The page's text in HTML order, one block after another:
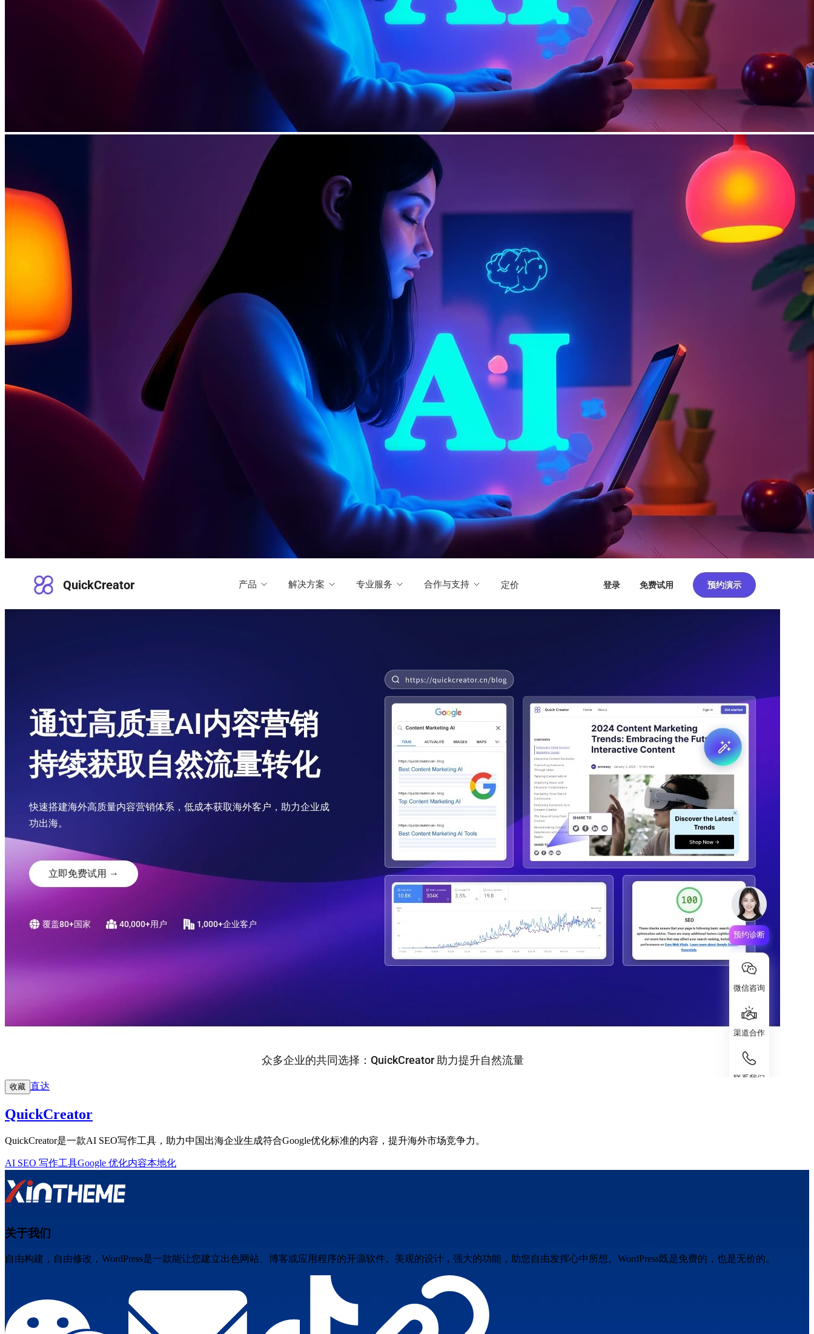
收藏 直达
QuickCreator
QuickCreator是一款AI SEO写作工具，助力中国出海企业生成符合Google优化标准的内容，提升海外市场竞争力。
AI SEO 写作工具Google 优化内容本地化
关于我们
自由构建，自由修改，WordPress是一款能让您建立出色网站、博客或应用程序的开源软件。美观的设计，强大的功能，助您自由发挥心中所想。WordPress既是免费的，也是无价的。